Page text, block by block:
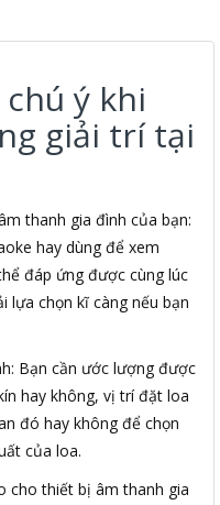
ý khi
giải trí tại
thanh gia đình của bạn:
hay dùng để xem
đáp ứng được cùng lúc
lựa chọn kĩ càng nếu bạn
Bạn cần ước lượng được
hay không, vị trí đặt loa
đó hay không để chọn
của loa.
cho thiết bị âm thanh gia